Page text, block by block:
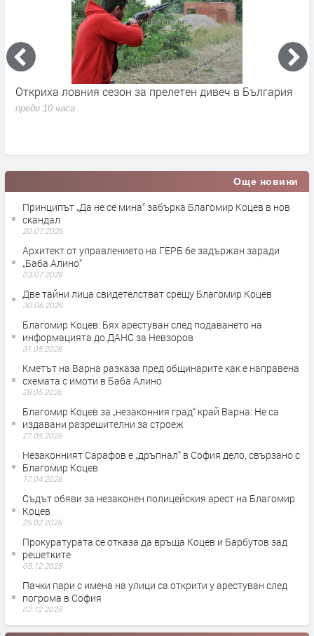
Откриха ловния сезон за прелетен дивеч в България
преди 10 часа
Още новини
Принципът „Да не се мина“ забърка Благомир Коцев в нов
скандал
20.07.2026
Архитект от управлението на ГЕРБ бе задържан заради
„Баба Алино“
03.07.2026
Две тайни лица свидетелстват срещу Благомир Коцев
30.06.2026
Благомир Коцев: Бях арестуван след подаването на
информацията до ДАНС за Невзоров
31.05.2026
Кметът на Варна разказа пред общинарите как е направена
схемата с имоти в Баба Алино
28.05.2026
Благомир Коцев за „незаконния град“ край Варна: Не са
издавани разрешителни за строеж
27.05.2026
Незаконният Сарафов е „дръпнал“ в София дело, свързано с
Благомир Коцев
17.04.2026
Съдът обяви за незаконен полицейския арест на Благомир
Коцев
25.02.2026
Прокуратурата се отказа да връща Коцев и Барбутов зад
решетките
05.12.2025
Пачки пари с имена на улици са открити у арестуван след
погрома в София
02.12.2025